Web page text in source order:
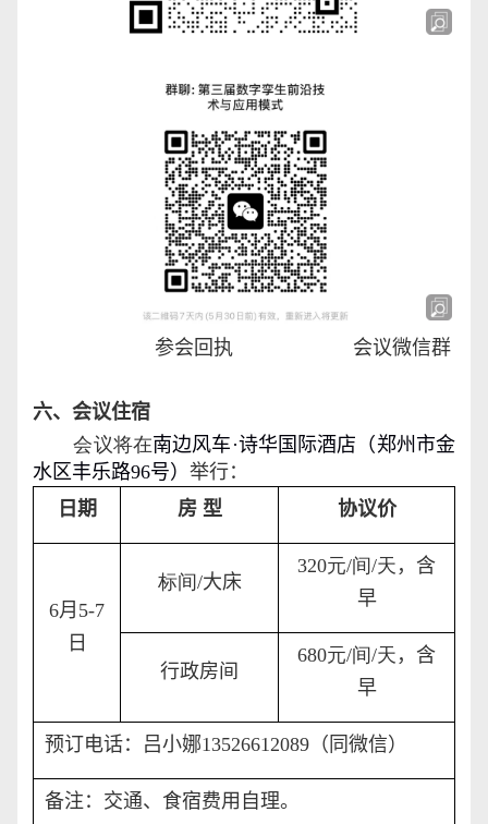
参会回执 会议微信群
六、会议住宿
会议将在南边风车 ·诗华国际酒店（郑州市金
水区丰乐路96号） 举行：
日期
房 型 协议价
6月 5-7
日
标间/大床
320元/间/天 ， 含
早
行政房间
680元/间/天 ， 含
早
预订电话：吕小娜13526612089 （同微信）
备注：交通、食宿费用自理。